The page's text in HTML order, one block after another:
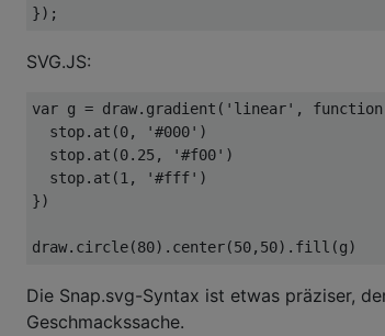
SVG.JS:
var g = draw.gradient( 'linear' , function
  stop.at(
0, '#000' )
  stop.at(
0.25, '#f00' )
  stop.at(
1 , '#fff' )
})
draw.circle(80).center(50, 50
Die Snap.svg-Syntax ist etwas präziser,
Geschmackssache.